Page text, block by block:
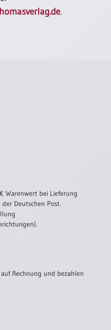
.
Warenwert bei Lieferung
Deutschen Post.
Rechnung und bezahlen